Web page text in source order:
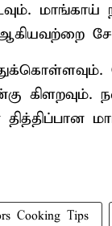
மாங்காய்
கிளறவும்.
தித்திப்பான
Cooking Tips